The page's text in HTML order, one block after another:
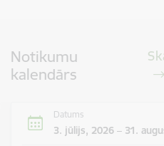
Notikumu
kalendārs
Datums
3. jūlijs, 2026 – 31.